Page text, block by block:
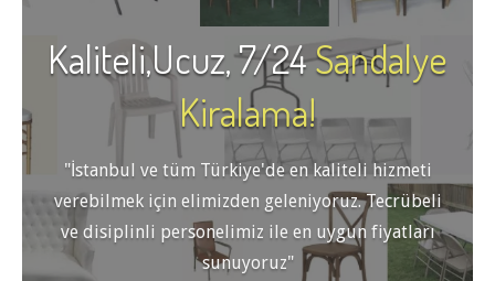
Kaliteli,Ucuz, 7/24Sandalye
Kiralama!
"İstanbul ve tüm Türkiye'de en kaliteli hizmeti
verebilmek için elimizden geleniyoruz. Tecrübeli
ve disiplinli personelimiz ile en uygun fiyatları
sunuyoruz"